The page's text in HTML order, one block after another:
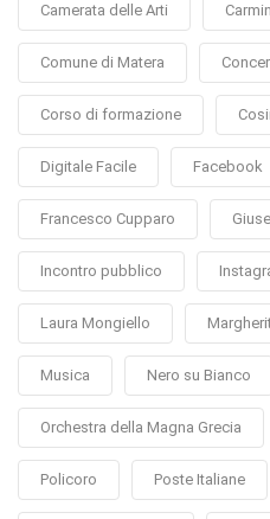
Camerata delle Arti
Comune di Matera
Corso di formazione
Digitale Facile Facebook
Francesco Cupparo
Incontro pubblico
Laura Mongiello
Musica Nero su Bianco
Orchestra della Magna Grecia
Policoro Poste Italiane